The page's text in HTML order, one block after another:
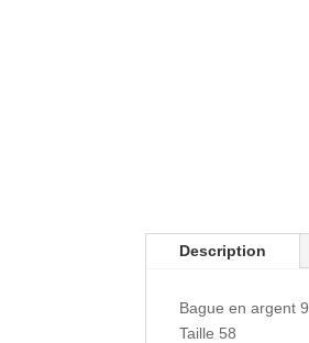
Description
Bague en argent
Taille 58